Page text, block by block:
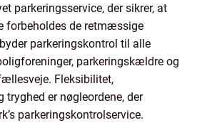
parkeringsservice, der sikrer, at
forbeholdes de retmæssige
parkeringskontrol til alle
parkeringskældre og
Fleksibilitet,
tryghed er nøgleordene, der
parkeringskontrolservice.